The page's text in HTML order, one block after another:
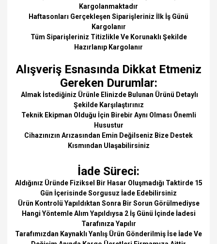
Kargolanmaktadır
Haftasonları Gerçekleşen Siparişleriniz İlk İş Günü
Kargolanır
Tüm Siparişleriniz Titizlikle Ve Korunaklı Şekilde
Hazırlanıp Kargolanır
Alışveriş Esnasında Dikkat Etmeniz
Gereken Durumlar:
Almak İstediğiniz Ürünle Elinizde Bulunan Ürünü Detaylı
Şekilde Karşılaştırınız
Teknik Ekipman Olduğu İçin Birebir Aynı Olması Önemli
Husustur
Cihazınızın Arızasından Emin Değilseniz Bize Destek
Kısmından Ulaşabilirsiniz
İade Süreci:
Aldığınız Üründe Fiziksel Bir Hasar Oluşmadığı Taktirde 15
Gün İçerisinde Sorgusuz İade Edebilirsiniz
Ürün Kontrolü Yapıldıktan Sonra Bir Sorun Görülmediyse
Hangi Yöntemle Alım Yapıldıysa 2 İş Günü İçinde İadesi
Tarafınıza Yapılır
Tarafımızdan Kaynaklı Yanlış Ürün Gönderilmiş İse İade Ve